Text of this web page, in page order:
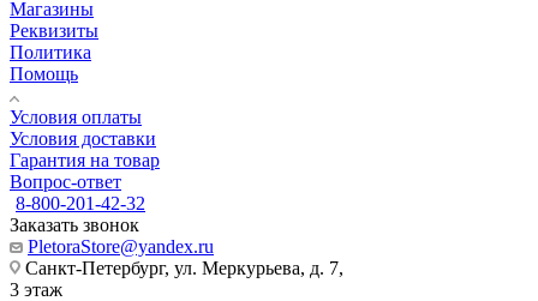
Магазины
Реквизиты
Политика
Помощь
Условия оплаты
Условия доставки
Гарантия на товар
Вопрос-ответ
8-800-201-42-32
Заказать звонок
PletoraStore@yandex.ru
Санкт-Петербург, ул. Меркурьева, д. 7,
3 этаж